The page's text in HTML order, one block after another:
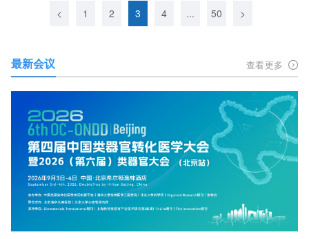
< 1 2 3 4 ... 50 >
最新会议 查看更多